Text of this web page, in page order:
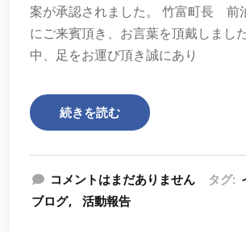
案が承認されました。 竹富町長
にご来賓頂き、お言葉を頂戴しまし
中、足をお運び頂き誠にあり
続きを読む
コメントはまだありません タグ:
ブログ
活動報告